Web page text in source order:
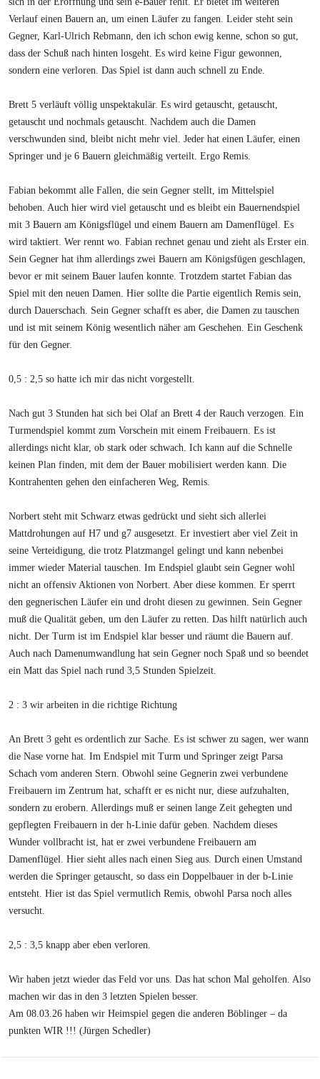
Verlauf einen Bauern an, um einen Läufer zu fangen. Leider steht sein
Gegner, Karl-Ulrich Rebmann, den ich schon ewig kenne, schon so gut,
dass der Schuß nach hinten losgeht. Es wird keine Figur gewonnen,
sondern eine verloren. Das Spiel ist dann auch schnell zu Ende.
Brett 5 verläuft völlig unspektakulär. Es wird getauscht, getauscht,
getauscht und nochmals getauscht. Nachdem auch die Damen
verschwunden sind, bleibt nicht mehr viel. Jeder hat einen Läufer, einen
Springer und je 6 Bauern gleichmäßig verteilt. Ergo Remis.
Fabian bekommt alle Fallen, die sein Gegner stellt, im Mittelspiel
behoben. Auch hier wird viel getauscht und es bleibt ein Bauernendspiel
mit 3 Bauern am Königsflügel und einem Bauern am Damenflügel. Es
wird taktiert. Wer rennt wo. Fabian rechnet genau und zieht als Erster ein.
Sein Gegner hat ihm allerdings zwei Bauern am Königsfügen geschlagen,
bevor er mit seinem Bauer laufen konnte. Trotzdem startet Fabian das
Spiel mit den neuen Damen. Hier sollte die Partie eigentlich Remis sein,
durch Dauerschach. Sein Gegner schafft es aber, die Damen zu tauschen
und ist mit seinem König wesentlich näher am Geschehen. Ein Geschenk
für den Gegner.
0,5 : 2,5 so hatte ich mir das nicht vorgestellt.
Nach gut 3 Stunden hat sich bei Olaf an Brett 4 der Rauch verzogen. Ein
Turmendspiel kommt zum Vorschein mit einem Freibauern. Es ist
allerdings nicht klar, ob stark oder schwach. Ich kann auf die Schnelle
keinen Plan finden, mit dem der Bauer mobilisiert werden kann. Die
Kontrahenten gehen den einfacheren Weg, Remis.
Norbert steht mit Schwarz etwas gedrückt und sieht sich allerlei
Mattdrohungen auf H7 und g7 ausgesetzt. Er investiert aber viel Zeit in
seine Verteidigung, die trotz Platzmangel gelingt und kann nebenbei
immer wieder Material tauschen. Im Endspiel glaubt sein Gegner wohl
nicht an offensiv Aktionen von Norbert. Aber diese kommen. Er sperrt
den gegnerischen Läufer ein und droht diesen zu gewinnen. Sein Gegner
muß die Qualität geben, um den Läufer zu retten. Das hilft natürlich auch
nicht. Der Turm ist im Endspiel klar besser und räumt die Bauern auf.
Auch nach Damenumwandlung hat sein Gegner noch Spaß und so beendet
ein Matt das Spiel nach rund 3,5 Stunden Spielzeit.
2 : 3 wir arbeiten in die richtige Richtung
An Brett 3 geht es ordentlich zur Sache. Es ist schwer zu sagen, wer wann
die Nase vorne hat. Im Endspiel mit Turm und Springer zeigt Parsa
Schach vom anderen Stern. Obwohl seine Gegnerin zwei verbundene
Freibauern im Zentrum hat, schafft er es nicht nur, diese aufzuhalten,
sondern zu erobern. Allerdings muß er seinen lange Zeit gehegten und
gepflegten Freibauern in der h-Linie dafür geben. Nachdem dieses
Wunder vollbracht ist, hat er zwei verbundene Freibauern am
Damenflügel. Hier sieht alles nach einen Sieg aus. Durch einen Umstand
werden die Springer getauscht, so dass ein Doppelbauer in der b-Linie
entsteht. Hier ist das Spiel vermutlich Remis, obwohl Parsa noch alles
versucht.
2,5 : 3,5 knapp aber eben verloren.
Wir haben jetzt wieder das Feld vor uns. Das hat schon Mal geholfen. Also
machen wir das in den 3 letzten Spielen besser.
Am 08.03.26 haben wir Heimspiel gegen die anderen Böblinger – da
punkten WIR !!! (Jürgen Schedler)